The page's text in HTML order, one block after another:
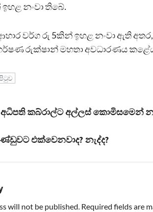
නංවා තිබේ.
වර්ග රු 5කින් ඉහළ නංවා ඇති
රුක්ෂාන් මහතා අවධාරණය
අධිපති කබ්රාල්ට අල්ලස් කොමිසමෙන්
එක්වෙනවාද? නැද්ද?
will not be published. Required fields are